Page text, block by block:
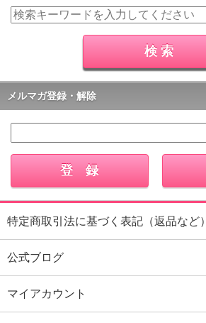
メルマガ登録・解除
特定商取引法に基づく表記（返品など）
公式ブログ
マイアカウント